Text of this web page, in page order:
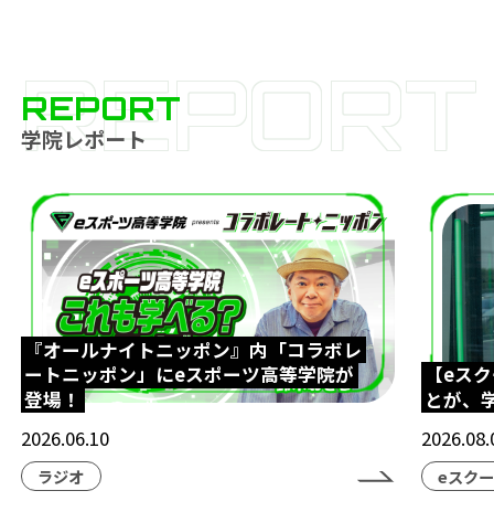
REPORT
学院レポート
REPORT
『オールナイトニッポン』内「コラボレ
ートニッポン」にeスポーツ高等学院が
登場！
2026.06.10
ラジオ
【eス
とが、
eスク